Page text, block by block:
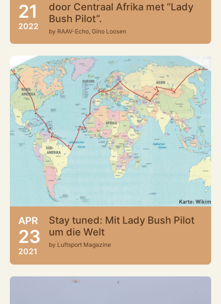
21
2022
door Centraal Afrika met “Lady
Bush Pilot”.
by RAAV-Echo, Gino Loosen
APR
23
2021
Stay tuned: Mit Lady Bush Pilot
um die Welt
by Luftsport Magazine